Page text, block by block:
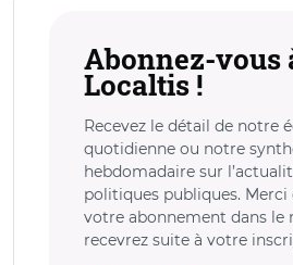
Abonnez-vous
Localtis !
Recevez le détail de notre
quotidienne ou notre
hebdomadaire sur
politiques publiques.
votre abonnement dans le
recevrez suite à votre